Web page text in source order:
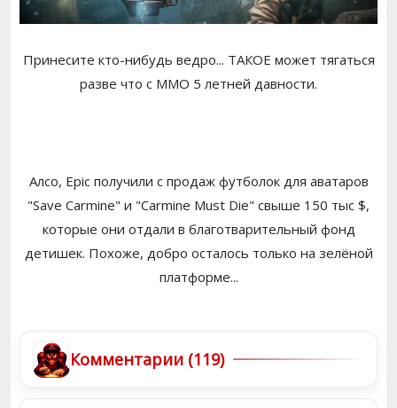
Принесите кто-нибудь ведро... ТАКОЕ может тягаться
разве что с ММО 5 летней давности.
Алсо, Epic получили с продаж футболок для аватаров
"Save Carmine" и "Carmine Must Die" свыше 150 тыс $,
которые они отдали в благотварительный фонд
детишек. Похоже, добро осталось только на зелёной
платформе...
Комментарии (119)